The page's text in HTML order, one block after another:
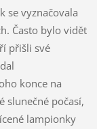
se vyznačovala
Často bylo vidět
přišli své
konce na
slunečné počasí,
lampionky